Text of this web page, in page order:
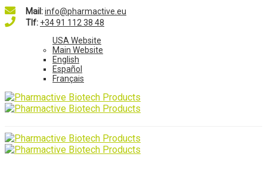
Mail:info@pharmactive.eu
Tlf: +34 91 112 38 48
USA Website
Main Website
English
Español
Français